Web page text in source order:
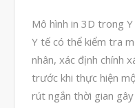
Mô hình in 3D trong
Y tế có thể kiểm tra
nhân, xác định chính
trước khi thực hiện
rút ngắn thời gian